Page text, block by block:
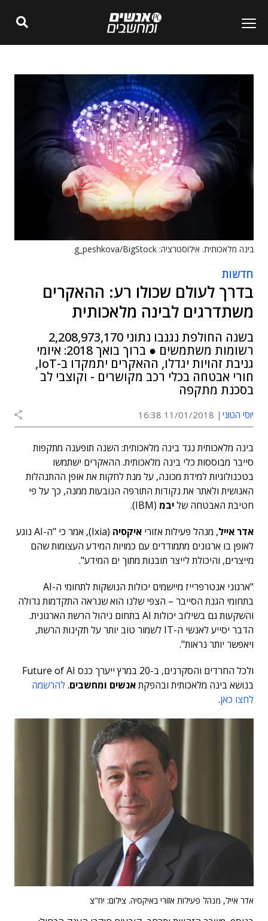
בינה מלאכותית. אילוסטרציה: g_peshkova/BigStock
חדשות
בדרך לעולם שכולו רע: ההאקרים
משתדרגים לבינה מלאכותית
בשנה החולפת נגנבו נתוני 2,208,973,170
רשומות משתמשים ● ברוך בואך 2018: איומי
גניבת זהויות יגדלו, ההאקרים יתמקדו ב-IoT,
חורי אבטחה בכלי רכב מקושרים - וקוצבי לב
בסכנת מתקפה
יוסי הטוני 11/01/2018 16:38
בינה מלאכותית נגד בינה מלאכותית: השנה תופענה מתקפות
סייבר מבוססות כלי בינה מלאכותית. ההאקרים ישתמשו
בטכנולוגיות למידת מכונה, על מנת לחקות את אופן ההתנהלות
האנושית ולאתר את נקודות התורפה הנובעות ממנה, כך על פי
חטיבת האבטחה שליבמ (IBM).
אדר אייל, מנהל פעילות אזורי איקסיה
(Ixia), אמר כי "ה-AI נוגע
לאופן בו ארגונים מתמודדים עם כמויות המידע העצומות שהם
מייצרים, והיכולת לייצר תובנות מתוך ים המידע".
"ארגוני אנטרפרייז מיישמים יכולות הנושקות לתחומי ה-AI
בתחומי הגנת הסייבר – הצפי שלנו הוא שנראה התקדמות גדולה
והשקעות גם בשילוב יכולות AI בתחום ניהול הרשת הארגונית.
הדבר יסייע לאנשי ה-IT לשמור טוב יותר על תקינות הרשת,
ויאפשר יותר נראות".
ולכל החרדים והסקרנים, ב-20 במרץ ייערך כנס Future of AI
בנושא בינה מלאכותית ובהפקתאנשים ומחשבים.להרשמה
לחצו כאן.
אדר אייל, מנהל פעילות אזורי באיקסיה. צילום: יח"צ